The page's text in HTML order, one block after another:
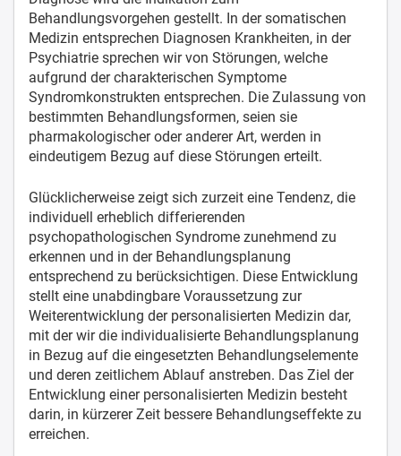
Behandlungsvorgehen gestellt. In der somatischen
Medizin entsprechen Diagnosen Krankheiten, in der
Psychiatrie sprechen wir von Störungen, welche
aufgrund der charakterischen Symptome
Syndromkonstrukten entsprechen. Die Zulassung von
bestimmten Behandlungsformen, seien sie
pharmakologischer oder anderer Art, werden in
eindeutigem Bezug auf diese Störungen erteilt.
Glücklicherweise zeigt sich zurzeit eine Tendenz, die
individuell erheblich differierenden
psychopathologischen Syndrome zunehmend zu
erkennen und in der Behandlungsplanung
entsprechend zu berücksichtigen. Diese Entwicklung
stellt eine unabdingbare Voraussetzung zur
Weiterentwicklung der personalisierten Medizin dar,
mit der wir die individualisierte Behandlungsplanung
in Bezug auf die eingesetzten Behandlungselemente
und deren zeitlichem Ablauf anstreben. Das Ziel der
Entwicklung einer personalisierten Medizin besteht
darin, in kürzerer Zeit bessere Behandlungseffekte zu
erreichen.